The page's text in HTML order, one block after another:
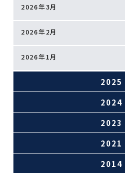
2026年3月
2026年2月
2026年1月
2025
2024
2023
2021
2014